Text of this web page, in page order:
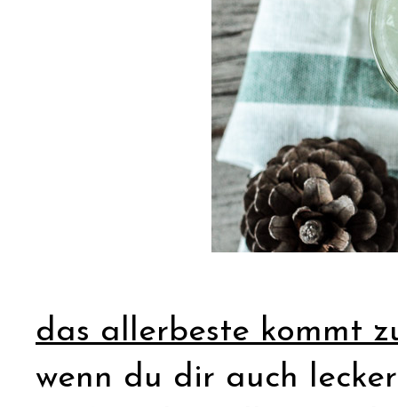
das allerbeste kommt
wenn du dir auch